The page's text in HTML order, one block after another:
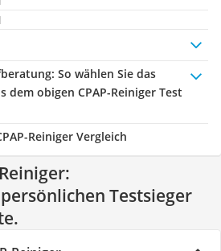
: So wählen Sie das
dem obigen CPAP-Reiniger Test
Reiniger Vergleich
Testsieger